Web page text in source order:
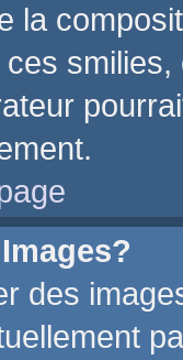
des